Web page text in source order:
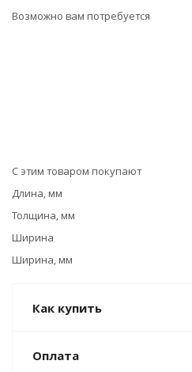
Возможно вам потребуется
С этим товаром покупают
Длина, мм
Толщина, мм
Ширина
Ширина, мм
Как купить
Оплата